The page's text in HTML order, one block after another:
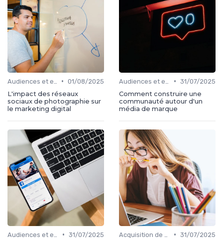
• 01/08/2025
L'impact des réseaux
sociaux de photographie sur
le marketing digital
• 31/07/2025
Comment construire une
communauté autour d'un
média de marque
• 31/07/2025
• 31/07/2025